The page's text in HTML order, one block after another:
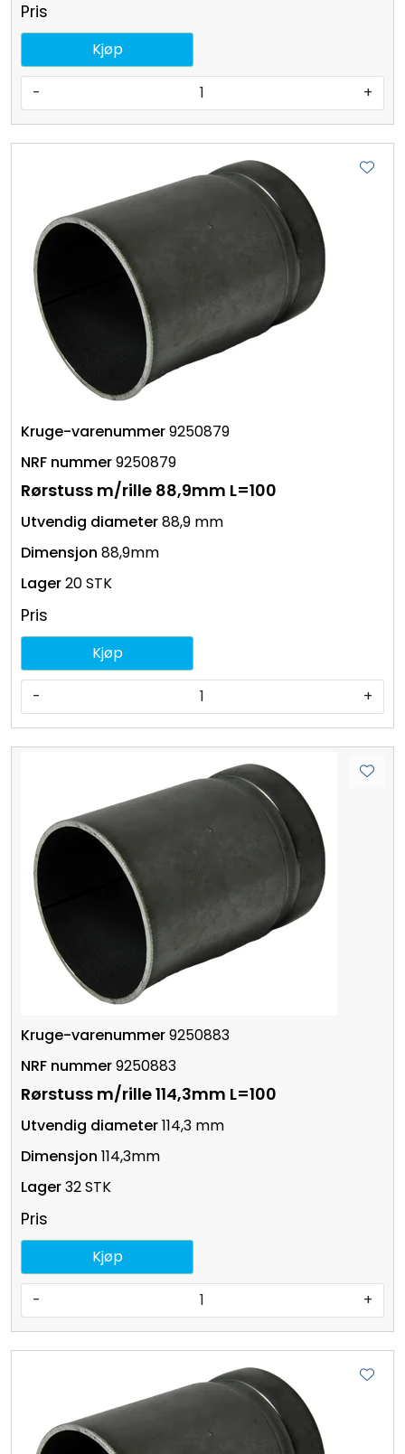
Pris
- +
Kjøp
9250879
9250879
Rørstuss m/rille 88,9mm L=100
88,9 mm
88,9mm
20 STK
Pris
- +
Kjøp
9250883
9250883
Rørstuss m/rille 114,3mm L=100
114,3 mm
114,3mm
32 STK
Pris
- +
Kjøp